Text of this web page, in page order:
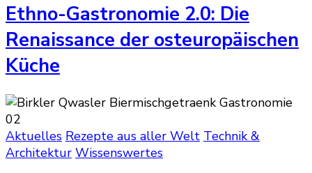
Ethno-Gastronomie 2.0: Die
Renaissance der osteuropäischen
Küche
Aktuelles Rezepte aus aller Welt Technik &
Architektur Wissenswertes